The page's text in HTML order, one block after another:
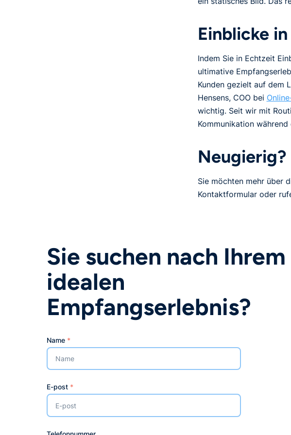
Einblicke
Indem Sie in Echtzeit
ultimative
Kunden gezielt auf dem
Hensens, COO bei
wichtig. Seit wir mit
Kommunikation
Neugierig?
Sie möchten mehr über
Kontaktformular oder
Sie suchen nach Ihrem
idealen
Empfangserlebnis?
Name *
E-post *